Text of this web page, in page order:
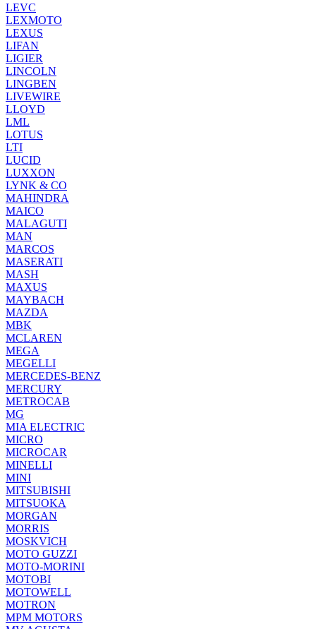
LEVC
LEXMOTO
LEXUS
LIFAN
LIGIER
LINCOLN
LINGBEN
LIVEWIRE
LLOYD
LML
LOTUS
LTI
LUCID
LUXXON
LYNK & CO
MAHINDRA
MAICO
MALAGUTI
MAN
MARCOS
MASERATI
MASH
MAXUS
MAYBACH
MAZDA
MBK
MCLAREN
MEGA
MEGELLI
MERCEDES-BENZ
MERCURY
METROCAB
MG
MIA ELECTRIC
MICRO
MICROCAR
MINELLI
MINI
MITSUBISHI
MITSUOKA
MORGAN
MORRIS
MOSKVICH
MOTO GUZZI
MOTO-MORINI
MOTOBI
MOTOWELL
MOTRON
MPM MOTORS